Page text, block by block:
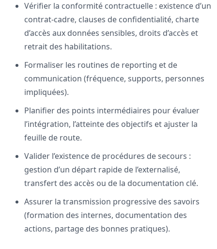
Vérifier la conformité contractuelle : existence d’un
contrat-cadre, clauses de confidentialité, charte
d’accès aux données sensibles, droits d’accès et
retrait des habilitations.
Formaliser les routines de reporting et de
communication (fréquence, supports, personnes
impliquées).
Planifier des points intermédiaires pour évaluer
l’intégration, l’atteinte des objectifs et ajuster la
feuille de route.
Valider l’existence de procédures de secours :
gestion d’un départ rapide de l’externalisé,
transfert des accès ou de la documentation clé.
Assurer la transmission progressive des savoirs
(formation des internes, documentation des
actions, partage des bonnes pratiques).